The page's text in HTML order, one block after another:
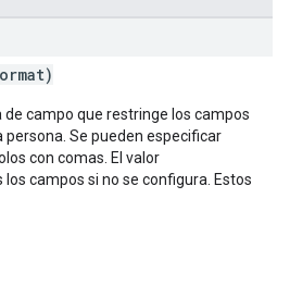
de campo que restringe los campos
Se pueden especificar
con comas. El valor
campos si no se configura. Estos